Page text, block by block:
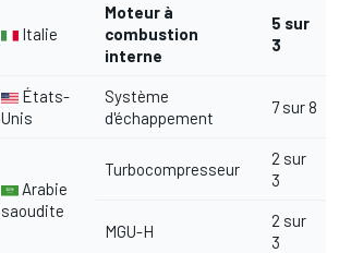
Italie
Moteur à
combustion
interne
5 sur
3
États-
Unis
Système
d'échappement
7 sur 8
Arabie
saoudite
Turbocompresseur
2 sur
3
MGU-H
2 sur
3